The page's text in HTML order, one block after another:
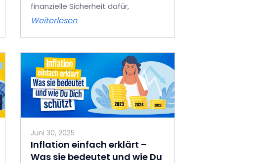
finanzielle Sicherheit dafür,
Weiterlesen
Juni 30, 2025
Inflation einfach erklärt –
Was sie bedeutet und wie Du